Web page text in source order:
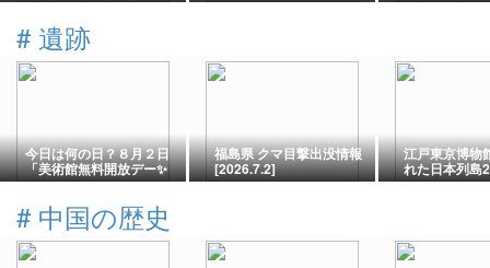
# 遺跡
今日は何の日？８月２日
「美術館無料開放デー✨
❤️✨」注意と全プログラ
２０２６年@日曜日の美
術館@地元ローマ市発！
現地イタリア最新情報♪
福島県 クマ目撃出没情報
[2026.7.2]
江戸東京博物
れた日本列島
（２）
# 中国の歴史